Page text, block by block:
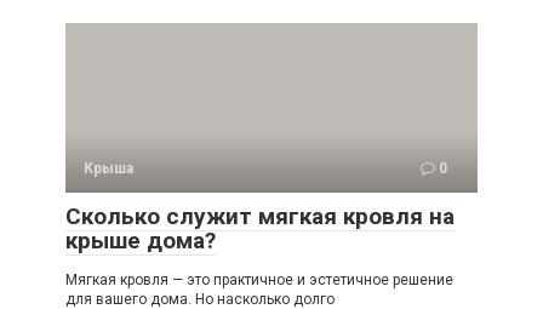
Крыша 0
Сколько служит мягкая кровля на
крыше дома?
Мягкая кровля — это практичное и эстетичное решение
для вашего дома. Но насколько долго